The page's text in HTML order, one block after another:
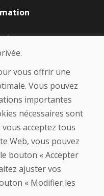
de vente (CGV)
et d’échange
vous offrir une
Vous pouvez
importantes
nécessaires sont
acceptez tous
Web, vous pouvez
bouton « Accepter
ajuster vos
« Modifier les